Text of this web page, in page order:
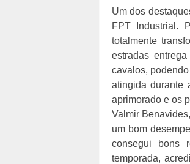
Um dos
FPT Industrial.
totalmente
estradas
cavalos,
atingida durante
aprimorado e os
Valmir
um bom
consegui bons
temporada,